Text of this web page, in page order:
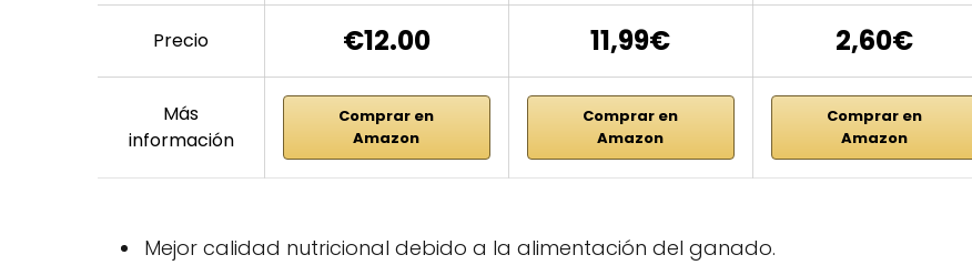
Precio €12.00 11,99€ 2,60€
Más
información
Comprar en
Amazon
Comprar en
Amazon
Comprar en
Amazon
Mejor calidad nutricional debido a la alimentación del ganado.